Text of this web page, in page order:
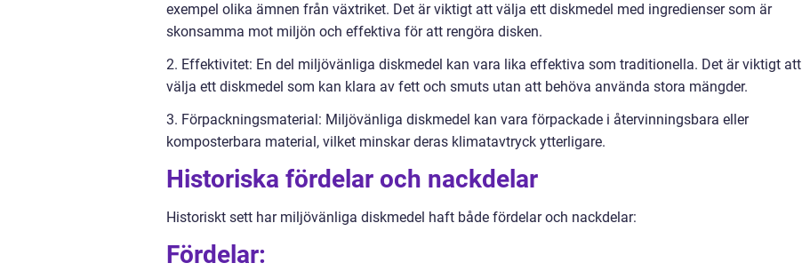
exempel olika ämnen från växtriket. Det är viktigt att välja ett diskmedel med ingredienser som är
skonsamma mot miljön och effektiva för att rengöra disken.
2. Effektivitet: En del miljövänliga diskmedel kan vara lika effektiva som traditionella. Det är viktigt att
välja ett diskmedel som kan klara av fett och smuts utan att behöva använda stora mängder.
3. Förpackningsmaterial: Miljövänliga diskmedel kan vara förpackade i återvinningsbara eller
komposterbara material, vilket minskar deras klimatavtryck ytterligare.
Historiska fördelar och nackdelar
Historiskt sett har miljövänliga diskmedel haft både fördelar och nackdelar:
Fördelar: